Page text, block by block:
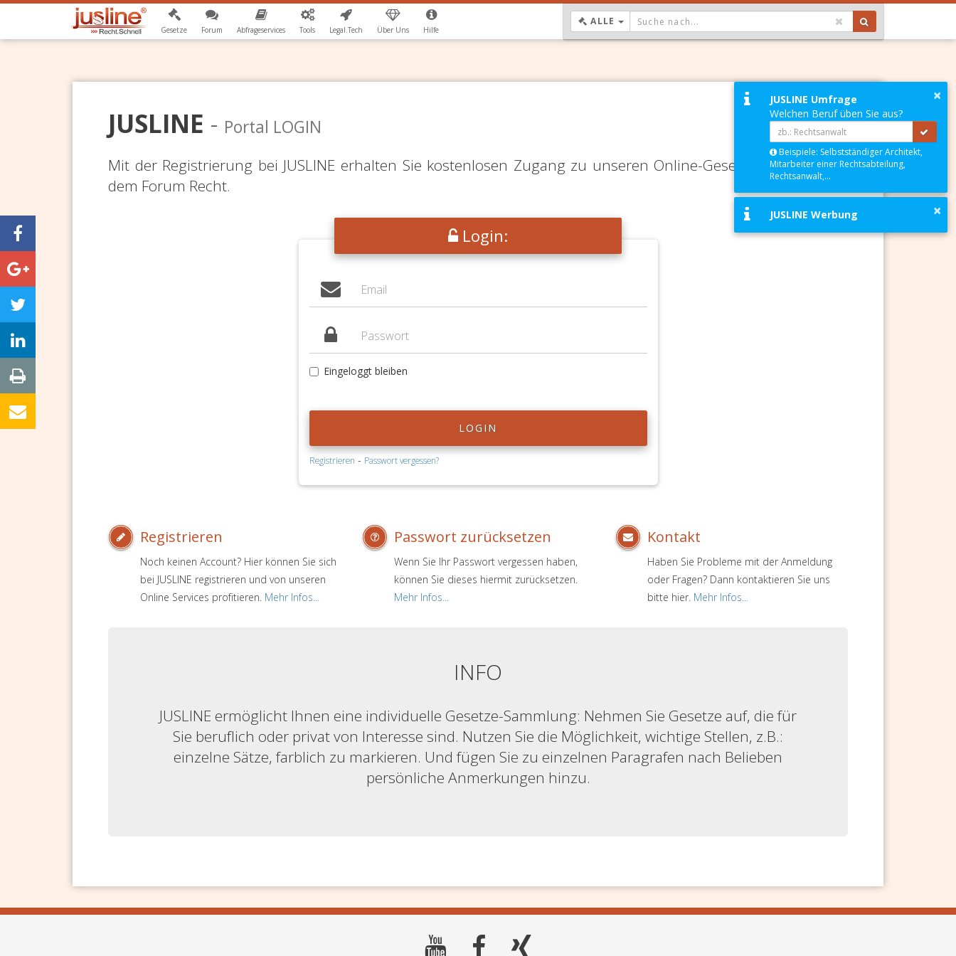
Gesetze Forum Abfrageservices Tools Legal.Tech Über Uns Hilfe
ALLE DROPDOWN: GEWÄHLTER WERT IST ALLE
JUSLINE - Portal LOGIN
Mit der Registrierung bei JUSLINE erhalten Sie kostenlosen Zugang zu unseren Online-Gesetze-Services und
dem Forum Recht.
Login:
Eingeloggt bleiben
LOGIN
Registrieren - Passwort vergessen?
Registrieren
Noch keinen Account? Hier können Sie sich
bei JUSLINE registrieren und von unseren
Online Services profitieren. Mehr Infos...
Passwort zurücksetzen
Wenn Sie Ihr Passwort vergessen haben,
können Sie dieses hiermit zurücksetzen.
Mehr Infos...
Kontakt
Haben Sie Probleme mit der Anmeldung
oder Fragen? Dann kontaktieren Sie uns
bitte hier. Mehr Infos...
INFO
JUSLINE ermöglicht Ihnen eine individuelle Gesetze-Sammlung: Nehmen Sie Gesetze auf, die für
Sie beruflich oder privat von Interesse sind. Nutzen Sie die Möglichkeit, wichtige Stellen, z.B.:
einzelne Sätze, farblich zu markieren. Und fügen Sie zu einzelnen Paragrafen nach Belieben
persönliche Anmerkungen hinzu.
×
JUSLINE Umfrage
Welchen Beruf üben Sie aus?
Beispiele: Selbstständiger Architekt,
Mitarbeiter einer Rechtsabteilung,
Rechtsanwalt,...
×
JUSLINE Werbung